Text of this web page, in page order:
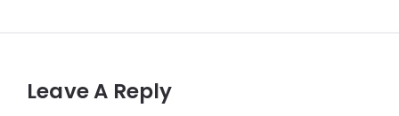
Leave A Reply